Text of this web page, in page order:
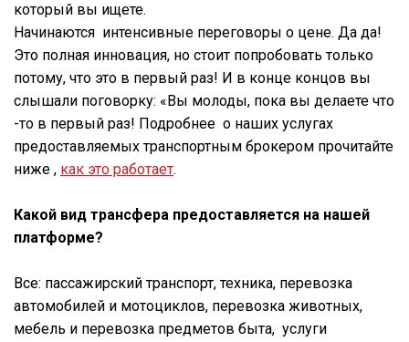
который вы ищете.
Начинаются интенсивные переговоры о цене. Да да!
Это полная инновация, но стоит попробовать только
потому, что это в первый раз! И в конце концов вы
слышали поговорку: «Вы молоды, пока вы делаете что
-то в первый раз! Подробнее о наших услугах
предоставляемых транспортным брокером прочитайте
ниже , как это работает.
Какой вид трансфера предоставляется на нашей
платформе?
Все: пассажирский транспорт, техника, перевозка
автомобилей и мотоциклов, перевозка животных,
мебель и перевозка предметов быта, услуги